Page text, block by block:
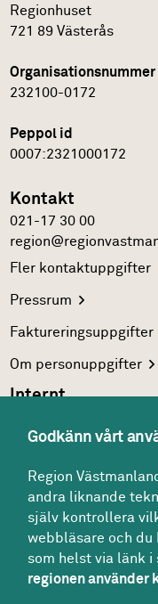
Regionhuset
721 89 Västerås
Organisationsnummer
232100-0172
Peppol id
0007:2321000172
Kontakt
021-17 30 00
Flerkontaktuppgifter
Pressrum
Faktureringsuppgifter
Om personuppgifter
Internt
Internasystem
Följ oss
Facebook
Godkänn vårt
Region
andra liknande
själv kontrollera
webbläsare och du
som helst via länk
regionen använder